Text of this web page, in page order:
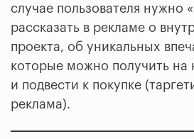
случае пользователя нужно
рассказать в рекламе о
проекта, об уникальных
которые можно получить на
и подвести к покупке
реклама).